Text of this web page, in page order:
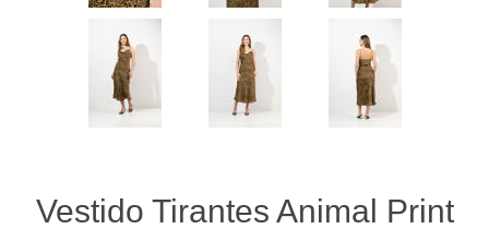
Vestido Tirantes Animal Print